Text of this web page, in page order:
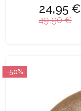
24,95 €
49,90 €
-50%